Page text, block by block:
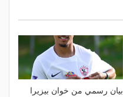
بيان رسمي من خوان بيزيرا